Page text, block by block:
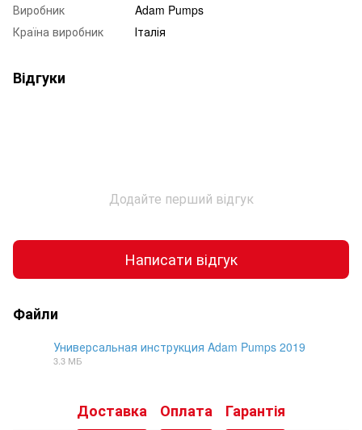
Виробник
Adam Pumps
Країна виробник
Італія
Відгуки
Додайте перший відгук
Написати відгук
Файли
Универсальная инструкция Adam Pumps 2019
3.3 МБ
Доставка Оплата Гарантія